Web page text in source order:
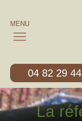
MENU
04 82 29
La